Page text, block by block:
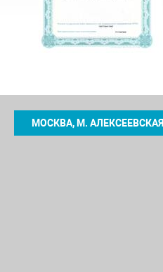
МОСКВА, М. АЛЕКСЕЕВСКАЯ